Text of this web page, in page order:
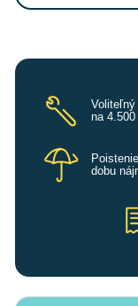
Voliteľný
na 4.500
dobu